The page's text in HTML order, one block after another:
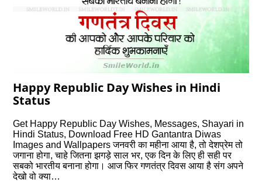
Happy Republic Day Wishes in Hindi
Status
Get Happy Republic Day Wishes, Messages, Shayari in
Hindi Status, Download Free HD Gantantra Diwas
Images and Wallpapers जनवरी का महीना आया है, तो देशप्रेम तो
जगाना होगा, चाहे जितना झगड़े साल भर, एक दिन के लिए ही सही पर
सबको भारतीय बनाना होगा। आज फिर गणतंत्र दिवस आया है संग अपने
देखो वो क्या…